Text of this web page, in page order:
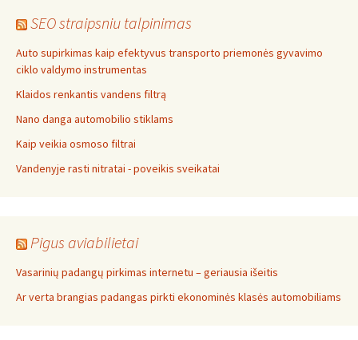
SEO straipsniu talpinimas
Auto supirkimas kaip efektyvus transporto priemonės gyvavimo
ciklo valdymo instrumentas
Klaidos renkantis vandens filtrą
Nano danga automobilio stiklams
Kaip veikia osmoso filtrai
Vandenyje rasti nitratai - poveikis sveikatai
Pigus aviabilietai
Vasarinių padangų pirkimas internetu – geriausia išeitis
Ar verta brangias padangas pirkti ekonominės klasės automobiliams